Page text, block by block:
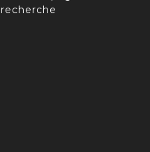
recherche